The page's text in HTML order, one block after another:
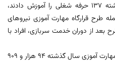
162 آموزشگاه آزاد داریم که سال گذشته 137 حرفه شغلی را آموزش دادند،
طرح قرارگاه مهارت آموزی نیروهای
بعد از دوران خدمت سربازی، افراد با
خوش‌آیند با بیان اینکه در طرح قرارگاه مهارت آموزی سال گذشته 94 هزار و 909